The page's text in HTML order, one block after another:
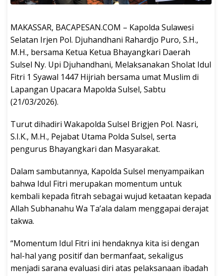
MAKASSAR, BACAPESAN.COM – Kapolda Sulawesi
Selatan Irjen Pol. Djuhandhani Rahardjo Puro, S.H.,
M.H., bersama Ketua Ketua Bhayangkari Daerah
Sulsel Ny. Upi Djuhandhani, Melaksanakan Sholat Idul
Fitri 1 Syawal 1447 Hijriah bersama umat Muslim di
Lapangan Upacara Mapolda Sulsel, Sabtu
(21/03/2026).
Turut dihadiri Wakapolda Sulsel Brigjen Pol. Nasri,
S.I.K., M.H., Pejabat Utama Polda Sulsel, serta
pengurus Bhayangkari dan Masyarakat.
Dalam sambutannya, Kapolda Sulsel menyampaikan
bahwa Idul Fitri merupakan momentum untuk
kembali kepada fitrah sebagai wujud ketaatan kepada
Allah Subhanahu Wa Ta’ala dalam menggapai derajat
takwa.
“Momentum Idul Fitri ini hendaknya kita isi dengan
hal-hal yang positif dan bermanfaat, sekaligus
menjadi sarana evaluasi diri atas pelaksanaan ibadah